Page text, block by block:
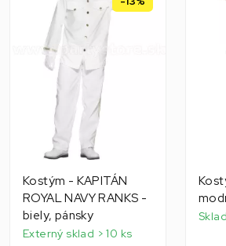
Kostým - KAPITÁN
ROYAL NAVY RANKS -
biely, pánsky
Externý sklad > 10 ks